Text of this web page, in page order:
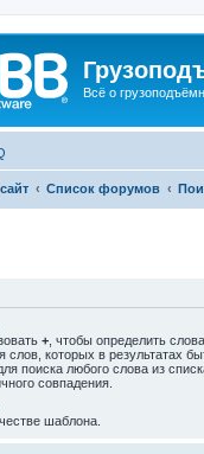
Всё о
Список форумов
+ , чтобы определить
слов, которых в результатах
поиска любого слова из
совпадения.
шаблона.